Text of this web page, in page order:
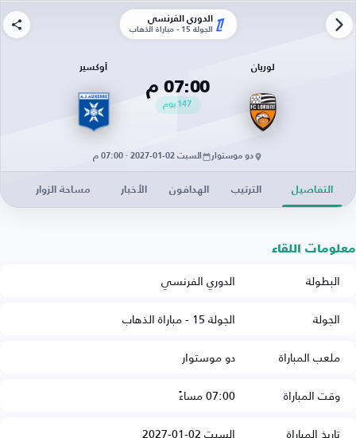
الدوري الفرنسي
الجولة 15 - مباراة الذهاب
لوريان
07:00 م
147 يوم
أوكسير
دو موستوار السبت 02-01-2027 · 07:00 م
التفاصيل الترتيب الهدافون الأخبار مساحة الزوار
معلومات اللقاء
البطولة
الدوري الفرنسي
الجولة
الجولة 15 - مباراة الذهاب
ملعب المباراة
دو موستوار
وقت المباراة
07:00 مساءً
تاريخ المباراة
السبت 02-01-2027